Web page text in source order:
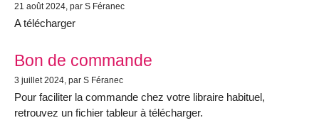
21 août 2024 , par S Féranec
A télécharger
Bon de commande
3 juillet 2024 , par S Féranec
Pour faciliter la commande chez votre libraire habituel,
retrouvez un fichier tableur à télécharger.